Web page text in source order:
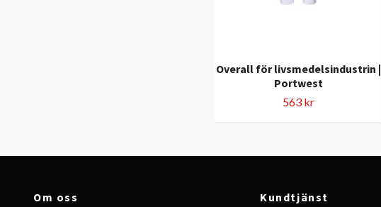
Overall för livsmedelsindustrin |
Portwest
563 kr
Om oss Kundtjänst